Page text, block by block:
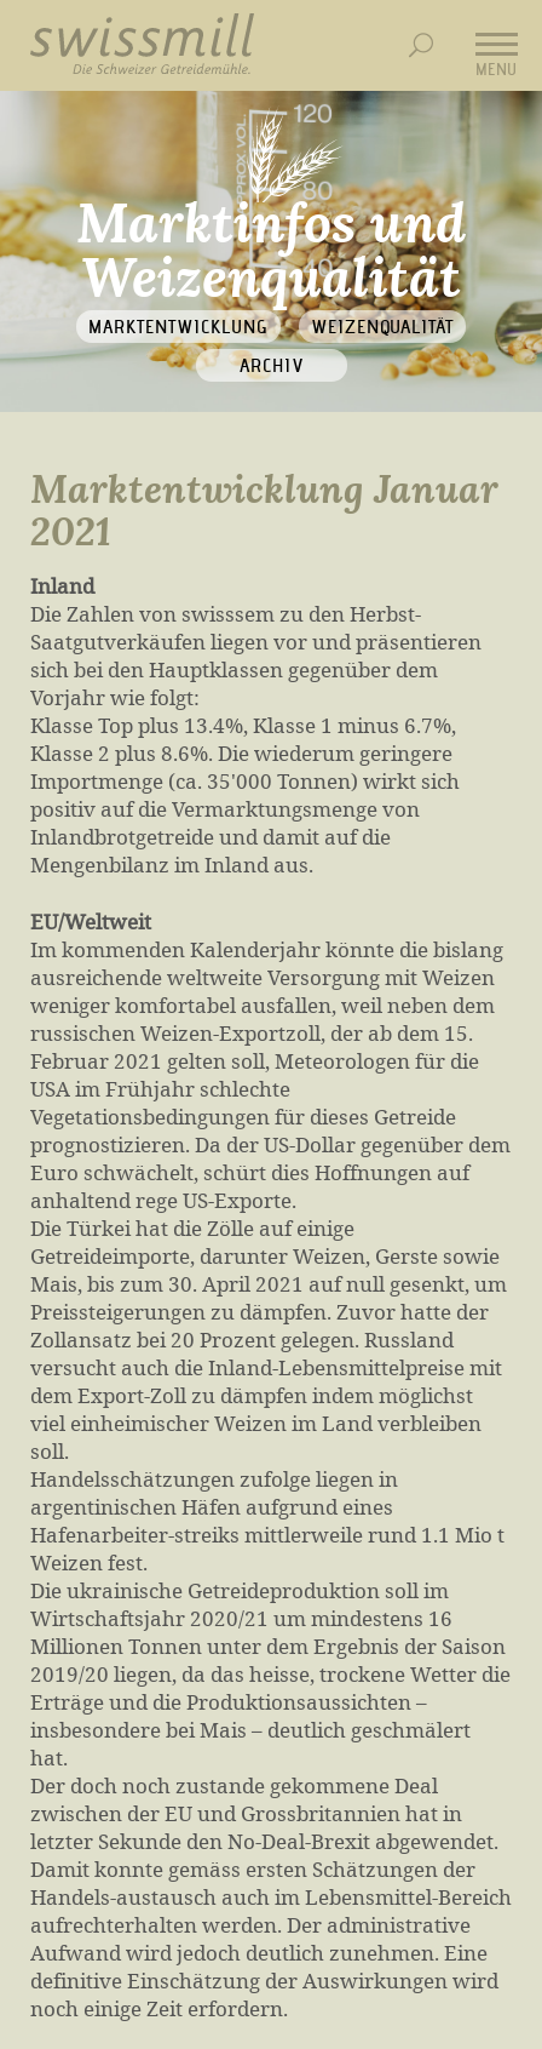
MENU
Marktinfos und
Weizenqualität
MARKTENTWICKLUNG
WEIZENQUALITÄT
ARCHIV
Marktentwicklung Januar
2021
Inland
Die Zahlen von swisssem zu den Herbst-
Saatgutverkäufen liegen vor und präsentieren
sich bei den Hauptklassen gegenüber dem
Vorjahr wie folgt:
Klasse Top plus 13.4%, Klasse 1 minus 6.7%,
Klasse 2 plus 8.6%. Die wiederum geringere
Importmenge (ca. 35'000 Tonnen) wirkt sich
positiv auf die Vermarktungsmenge von
Inlandbrotgetreide und damit auf die
Mengenbilanz im Inland aus.
EU/Weltweit
Im kommenden Kalenderjahr könnte die bislang
ausreichende weltweite Versorgung mit Weizen
weniger komfortabel ausfallen, weil neben dem
russischen Weizen-Exportzoll, der ab dem 15.
Februar 2021 gelten soll, Meteorologen für die
USA im Frühjahr schlechte
Vegetationsbedingungen für dieses Getreide
prognostizieren. Da der US-Dollar gegenüber dem
Euro schwächelt, schürt dies Hoffnungen auf
anhaltend rege US-Exporte.
Die Türkei hat die Zölle auf einige
Getreideimporte, darunter Weizen, Gerste sowie
Mais, bis zum 30. April 2021 auf null gesenkt, um
Preissteigerungen zu dämpfen. Zuvor hatte der
Zollansatz bei 20 Prozent gelegen. Russland
versucht auch die Inland-Lebensmittelpreise mit
dem Export-Zoll zu dämpfen indem möglichst
viel einheimischer Weizen im Land verbleiben
soll.
Handelsschätzungen zufolge liegen in
argentinischen Häfen aufgrund eines
Hafenarbeiter-streiks mittlerweile rund 1.1 Mio t
Weizen fest.
Die ukrainische Getreideproduktion soll im
Wirtschaftsjahr 2020/21 um mindestens 16
Millionen Tonnen unter dem Ergebnis der Saison
2019/20 liegen, da das heisse, trockene Wetter die
Erträge und die Produktionsaussichten –
insbesondere bei Mais – deutlich geschmälert
hat.
Der doch noch zustande gekommene Deal
zwischen der EU und Grossbritannien hat in
letzter Sekunde den No-Deal-Brexit abgewendet.
Damit konnte gemäss ersten Schätzungen der
Handels-austausch auch im Lebensmittel-Bereich
aufrechterhalten werden. Der administrative
Aufwand wird jedoch deutlich zunehmen. Eine
definitive Einschätzung der Auswirkungen wird
noch einige Zeit erfordern.